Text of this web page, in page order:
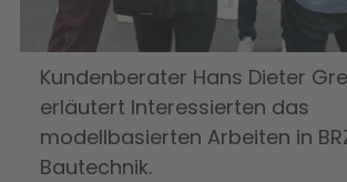
Kundenberater Hans Dieter
erläutert Interessierten das
modellbasierten Arbeiten in
Bautechnik.